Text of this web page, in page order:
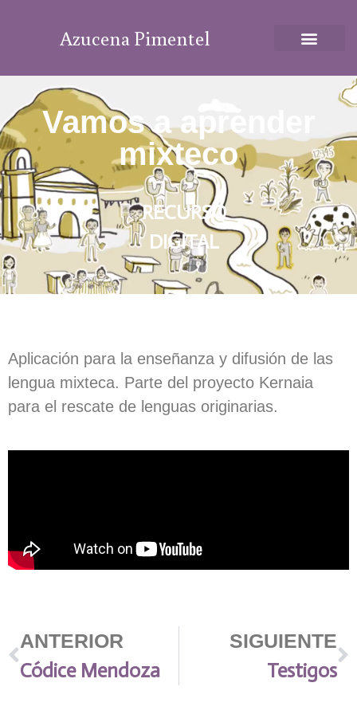
Azucena Pimentel
Vamos a aprender
mixteco
RECURSO
DIGITAL
Aplicación para la enseñanza y difusión de las
lengua mixteca. Parte del proyecto Kernaia
para el rescate de lenguas originarias.
ANTERIOR
Códice Mendoza
SIGUIENTE
Testigos